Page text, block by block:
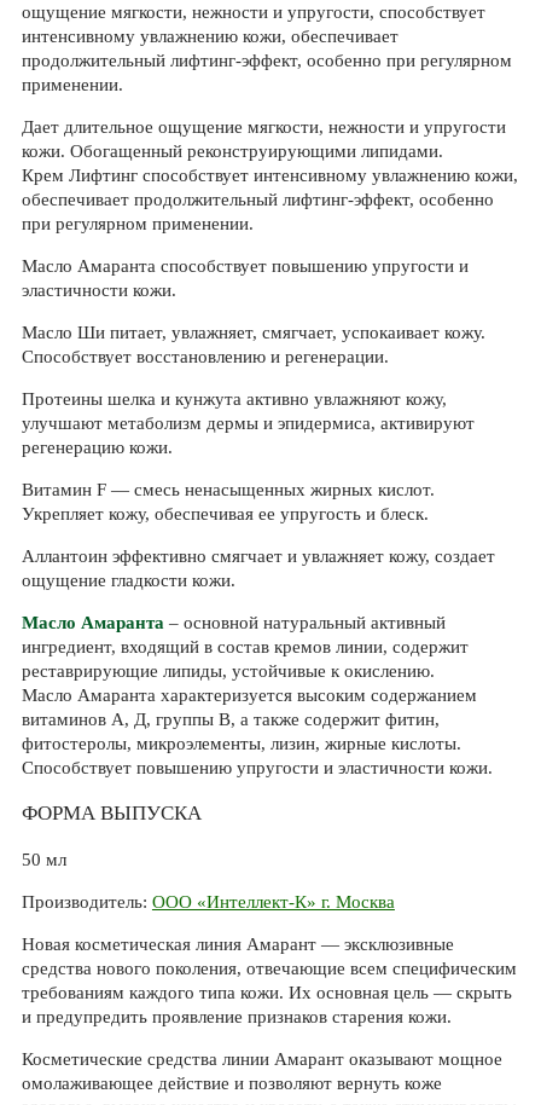
ощущение мягкости, нежности и упругости, способствует
интенсивному увлажнению кожи, обеспечивает
продолжительный лифтинг-эффект, особенно при регулярном
применении.
Дает длительное ощущение мягкости, нежности и упругости
кожи. Обогащенный реконструирующими липидами.
Крем Лифтинг способствует интенсивному увлажнению кожи,
обеспечивает продолжительный лифтинг-эффект, особенно
при регулярном применении.
Масло Амаранта способствует повышению упругости и
эластичности кожи.
Масло Ши питает, увлажняет, смягчает, успокаивает кожу.
Способствует восстановлению и регенерации.
Протеины шелка и кунжута активно увлажняют кожу,
улучшают метаболизм дермы и эпидермиса, активируют
регенерацию кожи.
Витамин F — смесь ненасыщенных жирных кислот.
Укрепляет кожу, обеспечивая ее упругость и блеск.
Аллантоин эффективно смягчает и увлажняет кожу, создает
ощущение гладкости кожи.
Масло Амаранта – основной натуральный активный
ингредиент, входящий в состав кремов линии, содержит
реставрирующие липиды, устойчивые к окислению.
Масло Амаранта характеризуется высоким содержанием
витаминов А, Д, группы В, а также содержит фитин,
фитостеролы, микроэлементы, лизин, жирные кислоты.
Способствует повышению упругости и эластичности кожи.
ФОРМА ВЫПУСКА
50 мл
Производитель: ООО «Интеллект-К» г. Москва
Новая косметическая линия Амарант — эксклюзивные
средства нового поколения, отвечающие всем специфическим
требованиям каждого типа кожи. Их основная цель — скрыть
и предупредить проявление признаков старения кожи.
Косметические средства линии Амарант оказывают мощное
омолаживающее действие и позволяют вернуть коже